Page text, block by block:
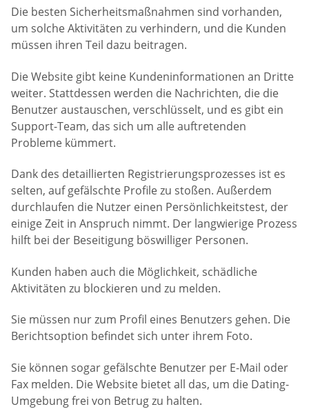
Die besten Sicherheitsmaßnahmen sind vorhanden,
um solche Aktivitäten zu verhindern, und die Kunden
müssen ihren Teil dazu beitragen.
Die Website gibt keine Kundeninformationen an Dritte
weiter. Stattdessen werden die Nachrichten, die die
Benutzer austauschen, verschlüsselt, und es gibt ein
Support-Team, das sich um alle auftretenden
Probleme kümmert.
Dank des detaillierten Registrierungsprozesses ist es
selten, auf gefälschte Profile zu stoßen. Außerdem
durchlaufen die Nutzer einen Persönlichkeitstest, der
einige Zeit in Anspruch nimmt. Der langwierige Prozess
hilft bei der Beseitigung böswilliger Personen.
Kunden haben auch die Möglichkeit, schädliche
Aktivitäten zu blockieren und zu melden.
Sie müssen nur zum Profil eines Benutzers gehen. Die
Berichtsoption befindet sich unter ihrem Foto.
Sie können sogar gefälschte Benutzer per E-Mail oder
Fax melden. Die Website bietet all das, um die Dating-
Umgebung frei von Betrug zu halten.